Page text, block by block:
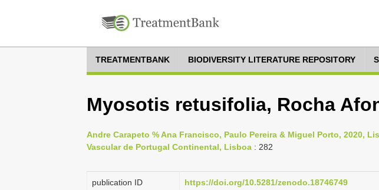
TREATMENTBANK BIODIVERSITY LITERATURE REPOSITORY
Myosotis retusifolia, Rocha
Andre Carapeto % Ana Francisco, Paulo Pereira & Miguel Porto, 2020,
Vascular de Portugal Continental, Lisboa : 282
publication ID https://doi.org/10.5281/zenodo.18746749